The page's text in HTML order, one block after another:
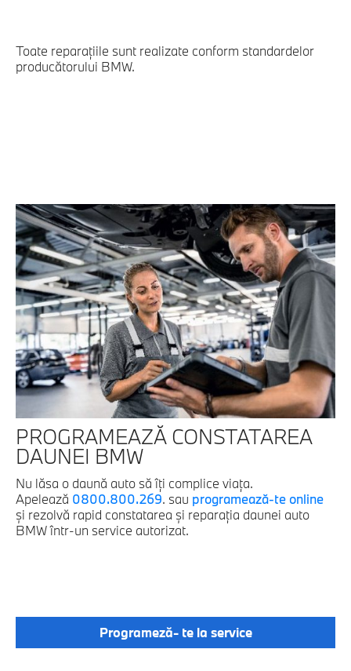
Toate reparațiile sunt realizate conform standardelor
producătorului BMW.
PROGRAMEAZĂ CONSTATAREA
DAUNEI BMW
Nu lăsa o daună auto să îți complice viața.
Apelează 0800.800.269. sau programează-te online
și rezolvă rapid constatarea și reparația daunei auto
BMW într-un service autorizat.
Programeză- te la service